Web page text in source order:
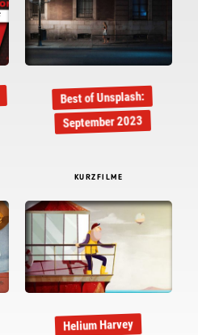
Best of Unsplash:
September 2023
KURZFILME
Helium Harvey